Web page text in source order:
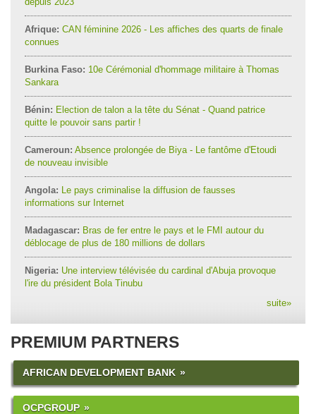
Afrique: CAN féminine 2026 - Les affiches des quarts de finale
connues
Burkina Faso: 10e Cérémonial d'hommage militaire à Thomas
Sankara
Bénin: Election de talon a la tête du Sénat - Quand patrice
quitte le pouvoir sans partir !
Cameroun: Absence prolongée de Biya - Le fantôme d'Etoudi
de nouveau invisible
Angola: Le pays criminalise la diffusion de fausses
informations sur Internet
Madagascar: Bras de fer entre le pays et le FMI autour du
déblocage de plus de 180 millions de dollars
Nigeria: Une interview télévisée du cardinal d'Abuja provoque
l'ire du président Bola Tinubu
suite»
PREMIUM PARTNERS
AFRICAN DEVELOPMENT BANK
OCPGROUP